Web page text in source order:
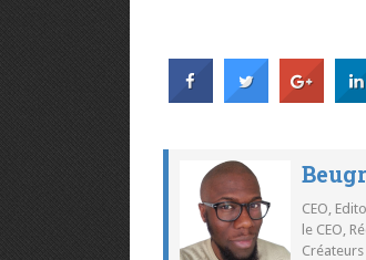
CEO,
le CEO,